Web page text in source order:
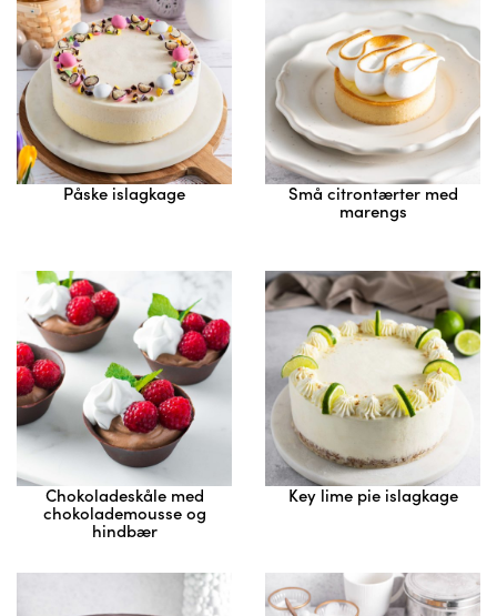
Påske islagkage Små citrontærter med
marengs
Chokoladeskåle med
chokolademousse og
hindbær
Key lime pie islagkage